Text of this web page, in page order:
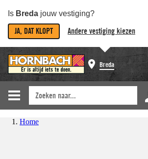
Is Breda jouw vestiging?
JA, DAT KLOPT Andere vestiging kiezen
Breda
Home